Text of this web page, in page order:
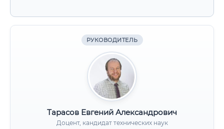
РУКОВОДИТЕЛЬ
Тарасов Евгений Александрович
Доцент, кандидат технических наук